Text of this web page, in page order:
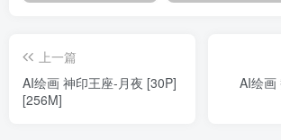
上一篇
AI绘画 神印王座-月夜 [30P]
[256M]
AI绘画